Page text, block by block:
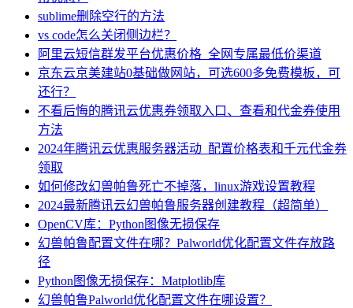
sublime删除空行的方法
vs code怎么关闭侧边栏？
阿里云短信群发平台优惠价格_全网专属最低价渠道
京东云京美建站0基础做网站，可选600多免费模板，可
还行？
不看后悔的腾讯云优惠券领取入口、查看和代金券使用
方法
2024年腾讯云优惠服务器活动_配置价格表和千元代金券
领取
如何修改幻兽帕鲁死亡不掉落，linux游戏设置教程
2024最新腾讯云幻兽帕鲁服务器创建教程（超简单）
OpenCV库：Python图像无损保存
幻兽帕鲁配置文件在哪？Palworld优化配置文件存放路
径
Python图像无损保存：Matplotlib库
幻兽帕鲁Palworld优化配置文件在哪设置？